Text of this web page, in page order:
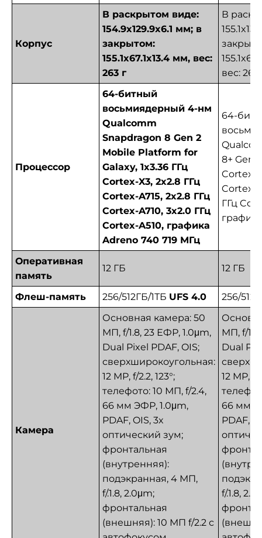
Корпус
В раскрытом виде:
154.9x129.9x6.1 мм; в
закрытом:
155.1x67.1x13.4 мм, вес:
263 г
В
вес: 263
Процессор
64-битный
восьмиядерный 4-нм
Qualcomm
Snapdragon 8 Gen 2
Mobile Platform for
Galaxy, 1x3.36 ГГц
Cortex-X3, 2x2.8 ГГц
Cortex-A715, 2x2.8 ГГц
Cortex-A710, 3x2.0 ГГц
Cortex-A510, графика
Adreno 740 719 МГц
64-
8+ Gen
Cortex-
Cortex-
ГГц
Оперативная
память
12 ГБ 12 ГБ
Флеш-память 256/512ГБ/1ТБ UFS 4.0 256/
Камера
Основная камера: 50
МП, f/1.8, 23 ЕФР, 1.0μm,
Dual Pixel PDAF, OIS;
сверхширокоугольная:
12 MP, f/2.2, 123°;
телефото: 10 МП, f/2.4,
66 мм ЭФР, 1.0μm,
PDAF, OIS, 3x
оптический зум;
фронтальная
(внутренняя):
подэкранная, 4 МП,
f/.1.8, 2.0μm;
фронтальная
(внешняя): 10 МП f/2.2 с
МП, f/
Dual
12 MP, f/
66 мм
PDAF,
f/.1.8,